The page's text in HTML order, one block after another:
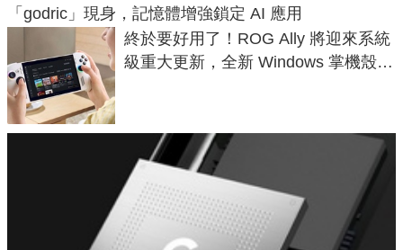
「godric」現身，記憶體增強鎖定 AI 應用
終於要好用了！ROG Ally 將迎來系統
級重大更新，全新 Windows 掌機殼模